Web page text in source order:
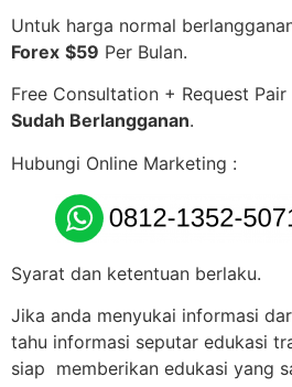
Untuk harga normal
Forex $59 Per Bulan.
Free Consultation + Request
Sudah Berlangganan.
Hubungi Online Marketing :
Syarat dan ketentuan berlaku.
Jika anda menyukai informasi
tahu informasi seputar edukasi
siap memberikan edukasi yang